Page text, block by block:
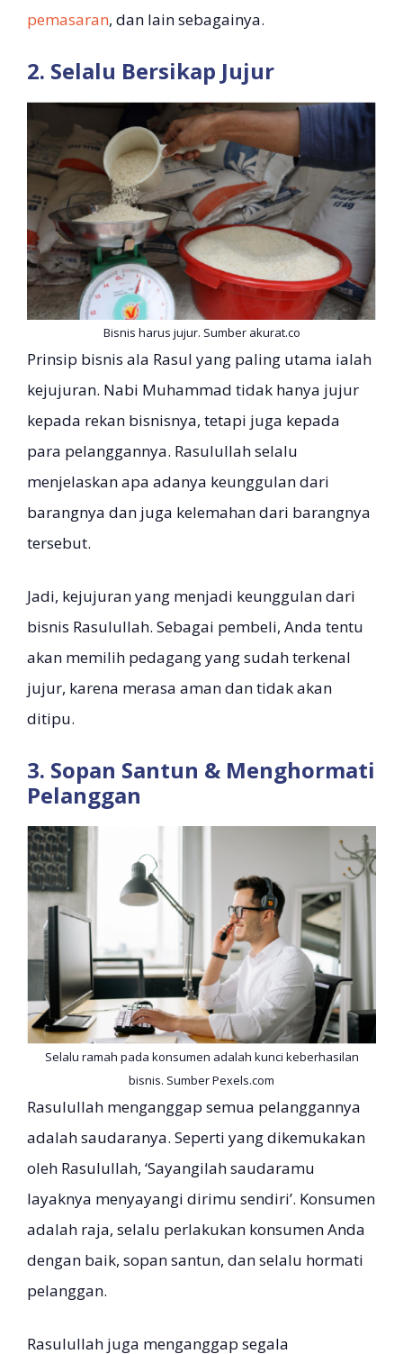
pemasaran, dan lain sebagainya.
2. Selalu Bersikap Jujur
Bisnis harus jujur. Sumber akurat.co
Prinsip bisnis ala Rasul yang paling utama ialah
kejujuran. Nabi Muhammad tidak hanya jujur
kepada rekan bisnisnya, tetapi juga kepada
para pelanggannya. Rasulullah selalu
menjelaskan apa adanya keunggulan dari
barangnya dan juga kelemahan dari barangnya
tersebut.
Jadi, kejujuran yang menjadi keunggulan dari
bisnis Rasulullah. Sebagai pembeli, Anda tentu
akan memilih pedagang yang sudah terkenal
jujur, karena merasa aman dan tidak akan
ditipu.
3. Sopan Santun & Menghormati
Pelanggan
Selalu ramah pada konsumen adalah kunci keberhasilan
bisnis. Sumber Pexels.com
Rasulullah menganggap semua pelanggannya
adalah saudaranya. Seperti yang dikemukakan
oleh Rasulullah, ‘Sayangilah saudaramu
layaknya menyayangi dirimu sendiri’. Konsumen
adalah raja, selalu perlakukan konsumen Anda
dengan baik, sopan santun, dan selalu hormati
pelanggan.
Rasulullah juga menganggap segala